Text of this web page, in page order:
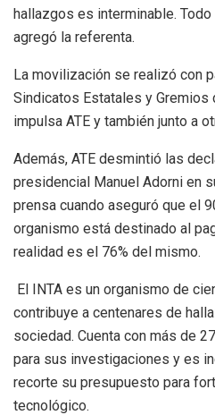
hallazgos es interminable.
agregó la referenta.
La movilización se realizó con
Sindicatos Estatales y Gremios
impulsa ATE y también junto a
Además, ATE desmintió las
presidencial Manuel Adorni en
prensa cuando aseguró que el
organismo está destinado al
realidad es el 76% del mismo.
El INTA es un organismo de
contribuye a centenares de
sociedad. Cuenta con más de
para sus investigaciones y es
recorte su presupuesto para
tecnológico.